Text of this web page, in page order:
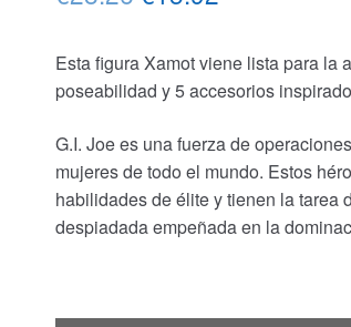
original
era:
€28.26.
actual
€15.92.
Esta figura Xamot viene lista para la
poseabilidad y 5 accesorios
G.I. Joe es una fuerza de
mujeres de todo el mundo. Estos
habilidades de élite y tienen la tarea
despiadada empeñada en la